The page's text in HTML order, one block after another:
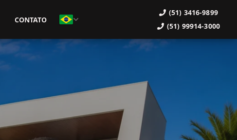
CONTATO
(51) 3416-9899
(51) 99914-3000